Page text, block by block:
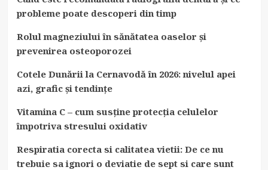
probleme poate descoperi din timp
Rolul magneziului în sănătatea oaselor și
prevenirea osteoporozei
Cotele Dunării la Cernavodă în 2026: nivelul apei
azi, grafic și tendințe
Vitamina C – cum susține protecția celulelor
împotriva stresului oxidativ
Respiratia corecta si calitatea vietii: De ce nu
trebuie sa ignori o deviatie de sept si care sunt